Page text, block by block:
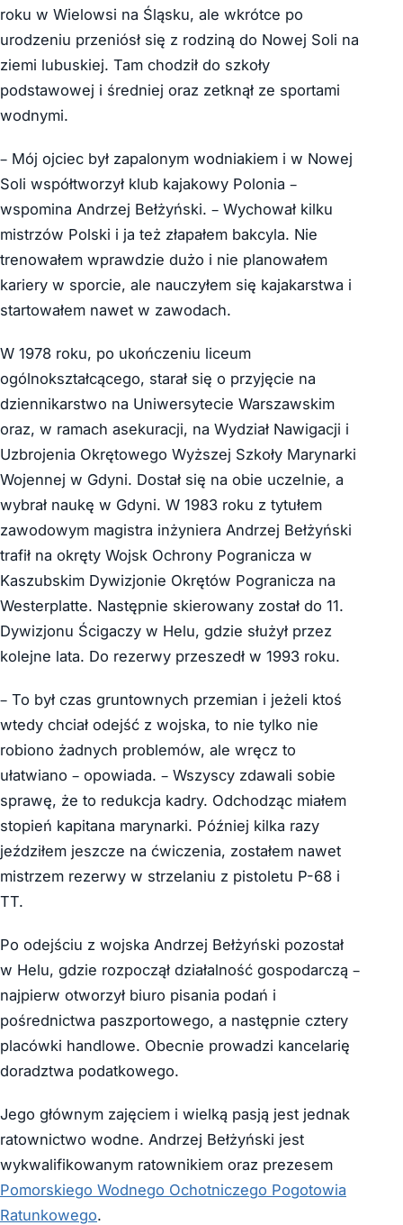
roku w Wielowsi na Śląsku, ale wkrótce po
urodzeniu przeniósł się z rodziną do Nowej Soli na
ziemi lubuskiej. Tam chodził do szkoły
podstawowej i średniej oraz zetknął ze sportami
wodnymi.
– Mój ojciec był zapalonym wodniakiem i w Nowej
Soli współtworzył klub kajakowy Polonia –
wspomina Andrzej Bełżyński. – Wychował kilku
mistrzów Polski i ja też złapałem bakcyla. Nie
trenowałem wprawdzie dużo i nie planowałem
kariery w sporcie, ale nauczyłem się kajakarstwa i
startowałem nawet w zawodach.
W 1978 roku, po ukończeniu liceum
ogólnokształcącego, starał się o przyjęcie na
dziennikarstwo na Uniwersytecie Warszawskim
oraz, w ramach asekuracji, na Wydział Nawigacji i
Uzbrojenia Okrętowego Wyższej Szkoły Marynarki
Wojennej w Gdyni. Dostał się na obie uczelnie, a
wybrał naukę w Gdyni. W 1983 roku z tytułem
zawodowym magistra inżyniera Andrzej Bełżyński
trafił na okręty Wojsk Ochrony Pogranicza w
Kaszubskim Dywizjonie Okrętów Pogranicza na
Westerplatte. Następnie skierowany został do 11.
Dywizjonu Ścigaczy w Helu, gdzie służył przez
kolejne lata. Do rezerwy przeszedł w 1993 roku.
– To był czas gruntownych przemian i jeżeli ktoś
wtedy chciał odejść z wojska, to nie tylko nie
robiono żadnych problemów, ale wręcz to
ułatwiano – opowiada. – Wszyscy zdawali sobie
sprawę, że to redukcja kadry. Odchodząc miałem
stopień kapitana marynarki. Później kilka razy
jeździłem jeszcze na ćwiczenia, zostałem nawet
mistrzem rezerwy w strzelaniu z pistoletu P-68 i
TT.
Po odejściu z wojska Andrzej Bełżyński pozostał
w Helu, gdzie rozpoczął działalność gospodarczą –
najpierw otworzył biuro pisania podań i
pośrednictwa paszportowego, a następnie cztery
placówki handlowe. Obecnie prowadzi kancelarię
doradztwa podatkowego.
Jego głównym zajęciem i wielką pasją jest jednak
ratownictwo wodne. Andrzej Bełżyński jest
wykwalifikowanym ratownikiem oraz prezesem
Pomorskiego Wodnego Ochotniczego Pogotowia
Ratunkowego.